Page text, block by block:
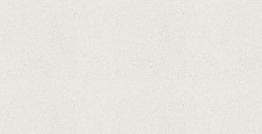
Zvon: aplicațiile Google nu se mai pot instala pe
terminalele Huawei cu procesoare Kirin
Huawei P50 primeşte o posibilă dată de lansare
şi e mai curând decât credeam; Are cameră
telephoto cu zoom optic variabil